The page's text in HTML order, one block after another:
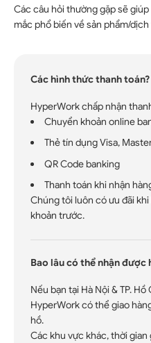
Các câu hỏi thường gặp sẽ
mắc phổ biến về sản phẩm/
Các hình thức thanh toán?
HyperWork chấp nhận
Chuyển khoản online
Thẻ tín dụng Visa,
QR Code banking
Thanh toán khi nhận
Chúng tôi luôn có ưu đãi
khoản trước.
Bao lâu có thể nhận được
Nếu bạn tại Hà Nội & TP.
HyperWork có thể giao
hồ.
Các khu vực khác, thời